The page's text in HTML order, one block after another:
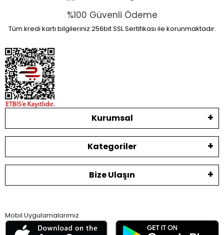
%100 Güvenli Ödeme
Tüm kredi kartı bilgileriniz 256bit SSL Sertifikası ile korunmaktadır.
Kurumsal
Kategoriler
Bize Ulaşın
Mobil Uygulamalarımız